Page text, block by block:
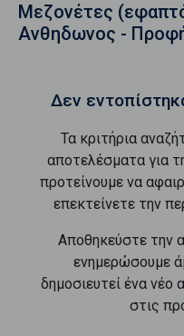
Μεζονέτες
Ανθηδωνος -
Δεν
Τα κριτήρια
αποτελέσματα για
προτείνουμε να
επεκτείνετε την
Αποθηκεύστε την
ενημερώσουμε
δημοσιευτεί ένα νέο
στις